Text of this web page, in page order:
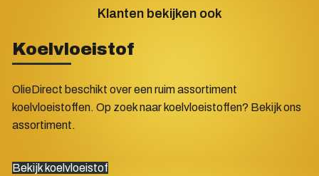
Klanten bekijken ook
Koelvloeistof
OlieDirect beschikt over een ruim assortiment
koelvloeistoffen. Op zoek naar koelvloeistoffen? Bekijk ons
assortiment.
Bekijk koelvloeistof